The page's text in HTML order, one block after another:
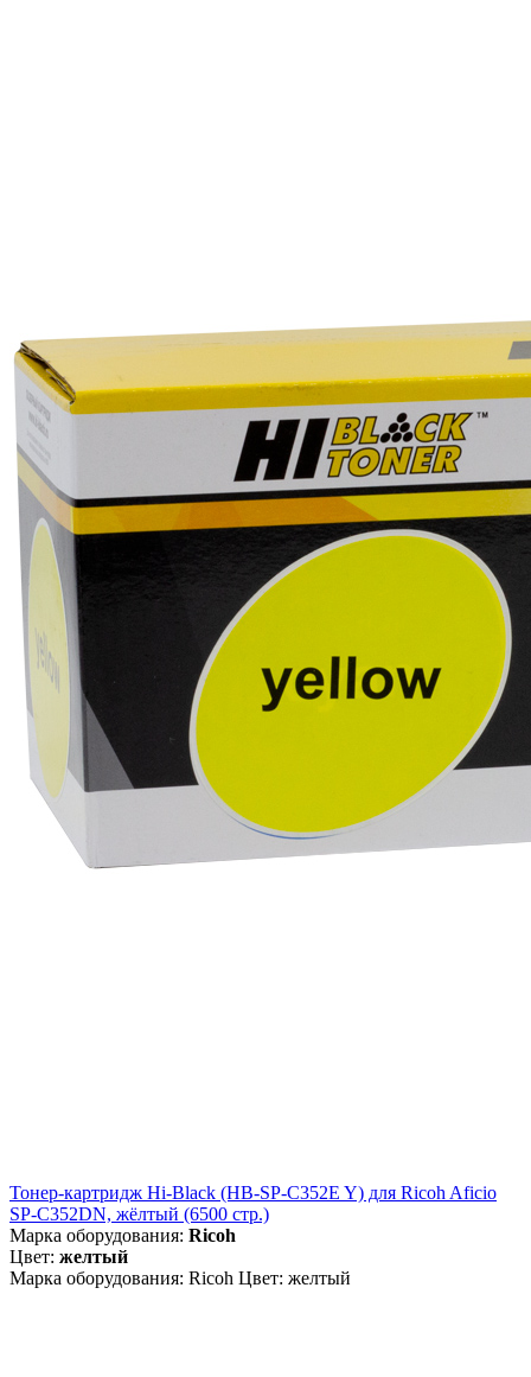
Тонер-картридж Hi-Black (HB-SP-C352E Y) для Ricoh Aficio
SP-C352DN, жёлтый (6500 стр.)
Марка оборудования: Ricoh
Цвет: желтый
Марка оборудования: Ricoh Цвет: желтый